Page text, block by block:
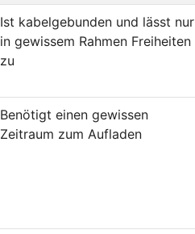
Ist kabelgebunden und lässt nur
in gewissem Rahmen Freiheiten
zu
Benötigt einen gewissen
Zeitraum zum Aufladen